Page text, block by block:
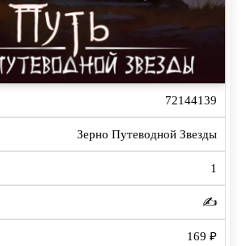
72144139
Зерно Путеводной Звезды
1
✍️
169 ₽